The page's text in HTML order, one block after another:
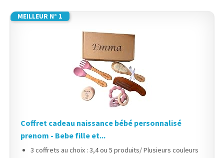
MEILLEUR N° 1
Coffret cadeau naissance bébé personnalisé
prenom - Bebe fille et...
3 coffrets au choix : 3,4 ou 5 produits/ Plusieurs couleurs